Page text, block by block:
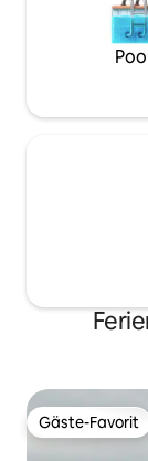
Gäste-Favorit
Gäste-Favorit